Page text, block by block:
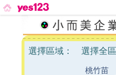
桃竹苗
選擇區域： 選擇全區